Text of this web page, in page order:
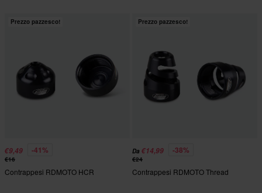
Prezzo pazzesco!
€9,49 -41%
€16
Contrappesi RDMOTO HCR
Prezzo pazzesco!
Da €14,99 -38%
€24
Contrappesi RDMOTO Thread